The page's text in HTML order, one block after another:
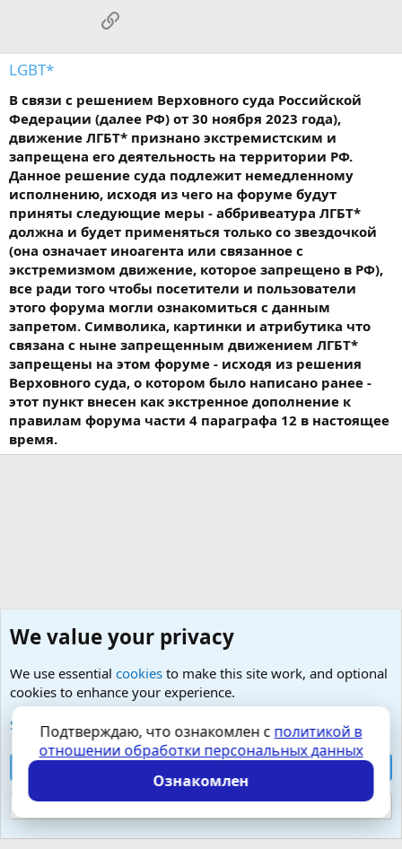
Ссылка
LGBT*
В связи с решением Верховного суда Российской
Федерации (далее РФ) от 30 ноября 2023 года),
движение ЛГБТ* признано экстремистским и
запрещена его деятельность на территории РФ.
Данное решение суда подлежит немедленному
исполнению, исходя из чего на форуме будут
приняты следующие меры - аббривеатура ЛГБТ*
должна и будет применяться только со звездочкой
(она означает иноагента или связанное с
экстремизмом движение, которое запрещено в РФ),
все ради того чтобы посетители и пользователи
этого форума могли ознакомиться с данным
запретом. Символика, картинки и атрибутика что
связана с ныне запрещенным движением ЛГБТ*
запрещены на этом форуме - исходя из решения
Верховного суда, о котором было написано ранее -
этот пункт внесен как экстренное дополнение к
правилам форума части 4 параграфа 12 в настоящее
время.
Психология и отношения, включая сексуальность.
Cookies
Russian (RU)
Условия и правила
Политика конфиденциальности
Помощь
S
S
Локализация отXenForo.Info
We value your privacy
We use essential cookies to make this site work, and optional
cookies to enhance your experience.
See further information and configure your preferences
Reject optional cookies
Подтверждаю, что ознакомлен с политикой в
отношении обработки персональных данных
Ознакомлен